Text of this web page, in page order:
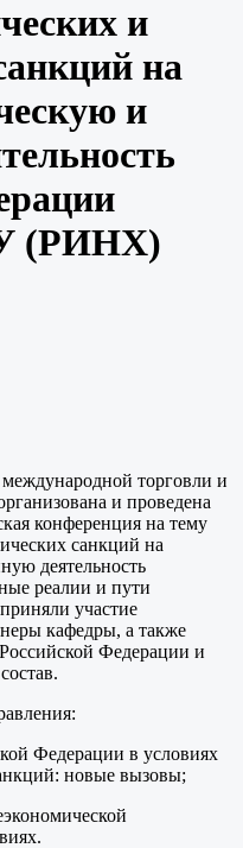
и
на
и
(РИНХ)
торговли и
и проведена
конференция на тему
санкций на
деятельность
реалии и пути
участие
кафедры, а также
Федерации и
Федерации в условиях
новые вызовы;